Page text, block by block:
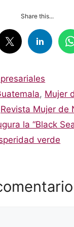
Share this...
, Mujer
Revista Mujer de
la “Black
verde